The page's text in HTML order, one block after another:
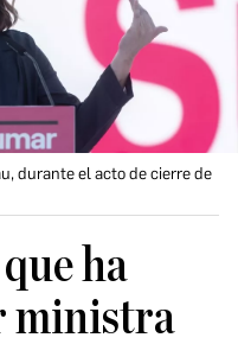
durante el acto de cierre de
ha
ministra